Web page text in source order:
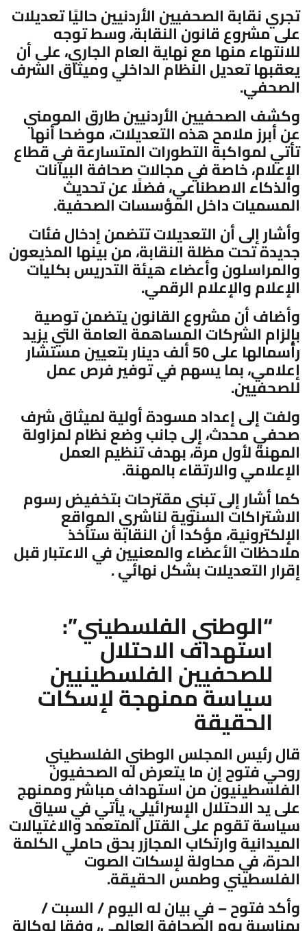
تجري نقابة الصحفيين الأردنيين حاليًا تعديلات
على مشروع قانون النقابة، وسط توجه
للانتهاء منها مع نهاية العام الجاري، على أن
يعقبها تعديل النظام الداخلي وميثاق الشرف
الصحفي.
وكشف الصحفيين الأردنيين طارق المومني
عن أبرز ملامح هذه التعديلات، موضحا أنها
تأتي لمواكبة التطورات المتسارعة في قطاع
الإعلام، خاصة في مجالات صحافة البيانات
والذكاء الاصطناعي، فضلًا عن تحديث
المسميات داخل المؤسسات الصحفية.
وأشار إلى أن التعديلات تتضمن إدخال فئات
جديدة تحت مظلة النقابة، من بينها المذيعون
والمراسلون وأعضاء هيئة التدريس بكليات
الإعلام والإعلام الرقمي.
وأضاف أن مشروع القانون يتضمن توصية
بإلزام الشركات المساهمة العامة التي يزيد
رأسمالها على 50 ألف دينار بتعيين مستشار
إعلامي، بما يسهم في توفير فرص عمل
للصحفيين.
ولفت إلى إعداد مسودة أولية لميثاق شرف
صحفي محدث، إلى جانب وضع نظام لمزاولة
المهنة لأول مرة، بهدف تنظيم العمل
الإعلامي والارتقاء بالمهنة.
كما أشار إلى تبني مقترحات بتخفيض رسوم
الاشتراكات السنوية لناشري المواقع
الإلكترونية، مؤكدا أن النقابة ستأخذ
ملاحظات الأعضاء والمعنيين في الاعتبار قبل
إقرار التعديلات بشكل نهائي .
“الوطني الفلسطيني”:
استهداف الاحتلال
للصحفيين الفلسطينيين
سياسة ممنهجة لإسكات
الحقيقة
قال رئيس المجلس الوطني الفلسطيني
روحي فتوح إن ما يتعرض له الصحفيون
الفلسطينيون من استهداف مباشر وممنهج
على يد الاحتلال الإسرائيلي، يأتي في سياق
سياسة تقوم على القتل المتعمد والاغتيالات
الميدانية وارتكاب المجازر بحق حاملي الكلمة
الحرة، في محاولة لإسكات الصوت
الفلسطيني وطمس الحقيقة.
وأكد فتوح – في بيان له اليوم / السبت /